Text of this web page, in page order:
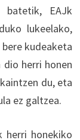
batetik, EAJk
lukeelako,
kudeaketa
herri honen
du, eta
ez galtzea.
herri honekiko